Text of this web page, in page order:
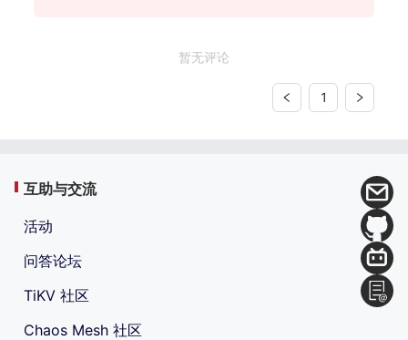
暂无评论
1
互助与交流
活动
问答论坛
TiKV 社区
Chaos Mesh 社区